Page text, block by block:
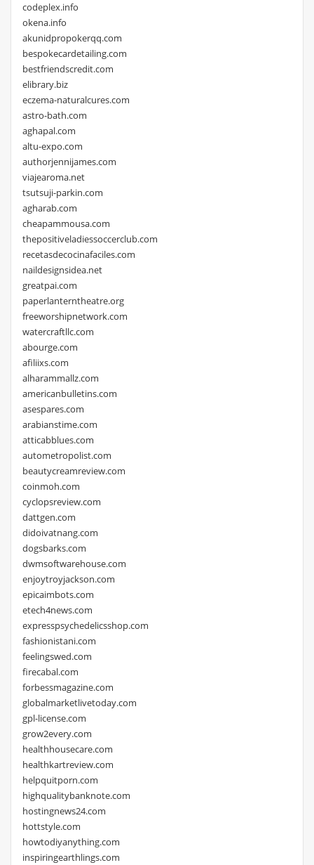
codeplex.info
okena.info
akunidpropokerqq.com
bespokecardetailing.com
bestfriendscredit.com
elibrary.biz
eczema-naturalcures.com
astro-bath.com
aghapal.com
altu-expo.com
authorjennijames.com
viajearoma.net
tsutsuji-parkin.com
agharab.com
cheapammousa.com
thepositiveladiessoccerclub.com
recetasdecocinafaciles.com
naildesignsidea.net
greatpai.com
paperlanterntheatre.org
freeworshipnetwork.com
watercraftllc.com
abourge.com
afiliixs.com
alharammallz.com
americanbulletins.com
asespares.com
arabianstime.com
atticabblues.com
autometropolist.com
beautycreamreview.com
coinmoh.com
cyclopsreview.com
dattgen.com
didoivatnang.com
dogsbarks.com
dwmsoftwarehouse.com
enjoytroyjackson.com
epicaimbots.com
etech4news.com
expresspsychedelicsshop.com
fashionistani.com
feelingswed.com
firecabal.com
forbessmagazine.com
globalmarketlivetoday.com
gpl-license.com
grow2every.com
healthhousecare.com
healthkartreview.com
helpquitporn.com
highqualitybanknote.com
hostingnews24.com
hottstyle.com
howtodiyanything.com
inspiringearthlings.com